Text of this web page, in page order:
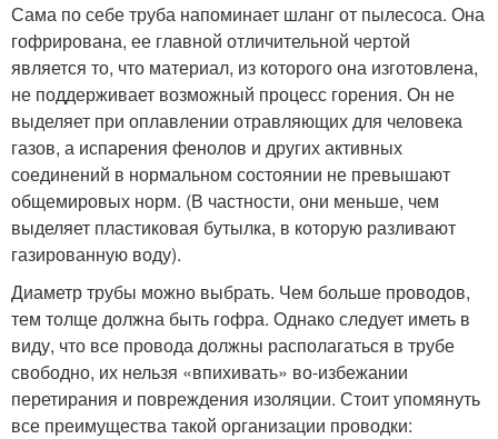
Сама по себе труба напоминает шланг от пылесоса. Она
гофрирована, ее главной отличительной чертой
является то, что материал, из которого она изготовлена,
не поддерживает возможный процесс горения. Он не
выделяет при оплавлении отравляющих для человека
газов, а испарения фенолов и других активных
соединений в нормальном состоянии не превышают
общемировых норм. (В частности, они меньше, чем
выделяет пластиковая бутылка, в которую разливают
газированную воду).
Диаметр трубы можно выбрать. Чем больше проводов,
тем толще должна быть гофра. Однако следует иметь в
виду, что все провода должны располагаться в трубе
свободно, их нельзя «впихивать» во-избежании
перетирания и повреждения изоляции. Стоит упомянуть
все преимущества такой организации проводки: